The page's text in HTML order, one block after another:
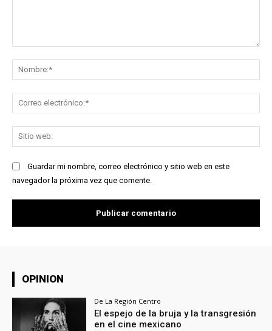
Guardar mi nombre, correo electrónico y sitio web en este
navegador la próxima vez que comente.
OPINION
De La Región Centro
El espejo de la bruja y la transgresión
en el cine mexicano